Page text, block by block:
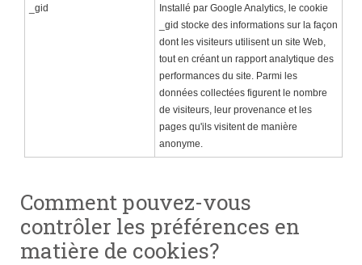
_gid
Installé par Google Analytics, le cookie
_gid stocke des informations sur la façon
dont les visiteurs utilisent un site Web,
tout en créant un rapport analytique des
performances du site. Parmi les
données collectées figurent le nombre
de visiteurs, leur provenance et les
pages qu'ils visitent de manière
anonyme.
Comment pouvez-vous
contrôler les préférences en
matière de cookies?